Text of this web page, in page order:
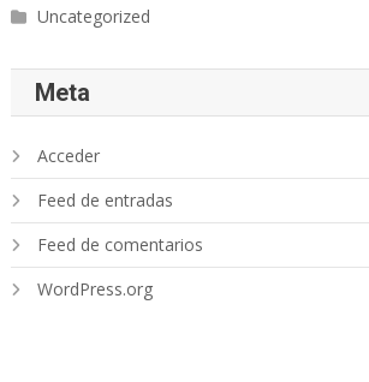
Uncategorized
Meta
Acceder
Feed de entradas
Feed de comentarios
WordPress.org